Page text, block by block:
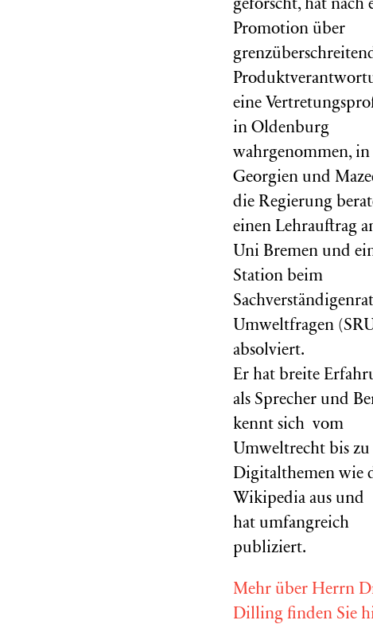
geforscht, hat nach
Promotion über
eine
in Oldenburg
wahrgenommen, in
Georgien und
die Regierung
einen Lehrauftrag
Uni Bremen und
Station beim
Umweltfragen (
absolviert.
Er hat breite
als Sprecher und
kennt sich vom
Umweltrecht bis zu
Digitalthemen wie
Wikipedia aus und
hat umfangreich
publiziert.
Mehr über Herrn
Dilling finden Sie